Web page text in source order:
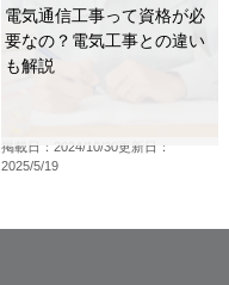
電気通信工事って資格が必
要なの？電気工事との違い
も解説
掲載日：2024/10/30更新日：
2025/5/19